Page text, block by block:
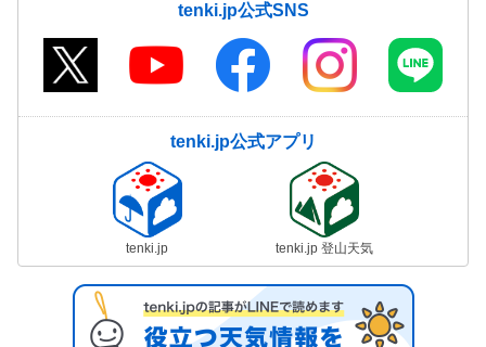
tenki.jp公式SNS
tenki.jp公式アプリ
tenki.jp tenki.jp 登山天気